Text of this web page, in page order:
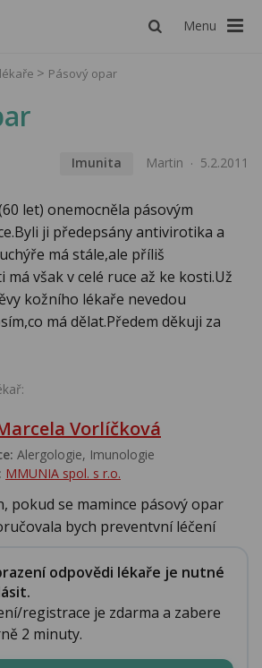
Menu
Pásový opar
Imunita Martin 5.2.2011
let) onemocněla pásovým
ji předepsány antivirotika a
má stále,ale příliš
má však v celé ruce až ke kosti.Už
kožního lékaře nevedou
má dělat.Předem děkuji za
Vorlíčková
Alergologie‎, Imunologie‎
MMUNIA spol. s r.o.
pokud se mamince pásový opar
bych preventvní léčení
odpovědi lékaře je nutné
registrace je zdarma a zabere
2 minuty.